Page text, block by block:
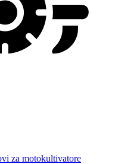
za motokultivatore